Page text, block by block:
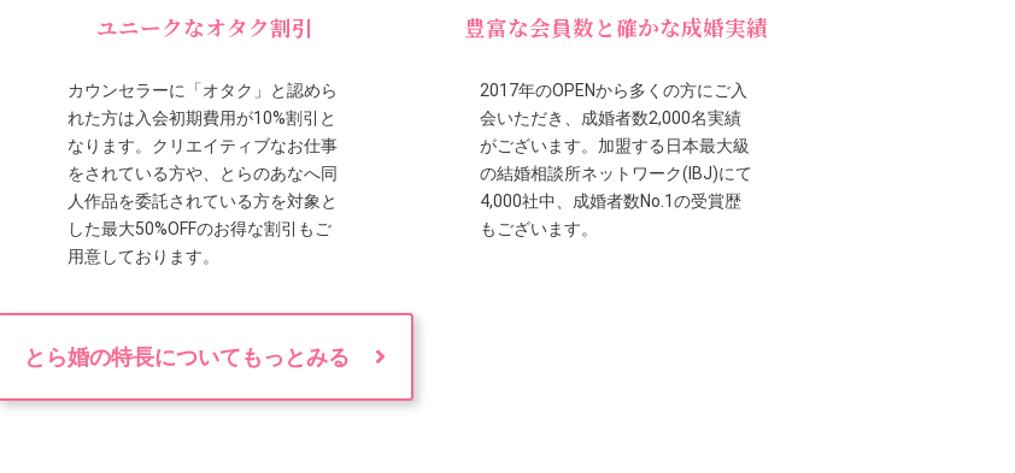
ユニークなオタク割引
カウンセラーに「オタク」と認めら
れた方は入会初期費用が10%割引と
なります。クリエイティブなお仕事
をされている方や、とらのあなへ同
人作品を委託されている方を対象と
した最大50%OFFのお得な割引もご
用意しております。
豊富な会員数と確かな成婚実績
2017年のOPENから多くの方にご入
会いただき、成婚者数2,000名実績
がございます。加盟する日本最大級
の結婚相談所ネットワーク(IBJ)にて
4,000社中、成婚者数No.1の受賞歴
もございます。
とら婚の特長についてもっとみる